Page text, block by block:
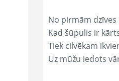
No pirmām dzīves
Kad šūpulis ir
Tiek cilvēkam
Uz mūžu iedots